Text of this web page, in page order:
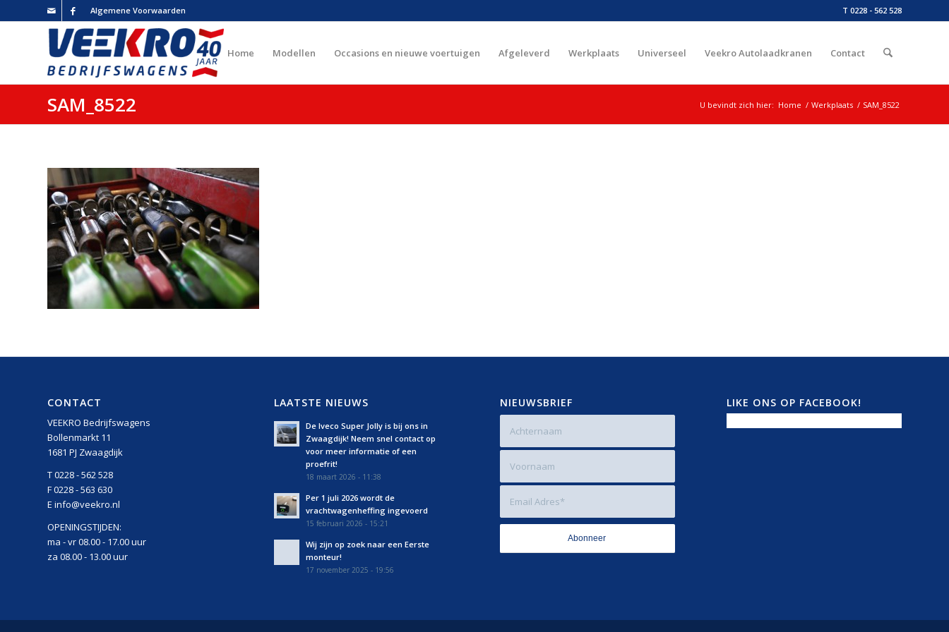
Algemene Voorwaarden T 0228 - 562 528
Home Modellen Occasions en nieuwe voertuigen Afgeleverd Werkplaats Universeel Veekro Autolaadkranen Contact
SAM_8522 U bevindt zich hier: Home / Werkplaats / SAM_8522
CONTACT
VEEKRO Bedrijfswagens
Bollenmarkt 11
1681 PJ Zwaagdijk
T 0228 - 562 528
F 0228 - 563 630
E info@veekro.nl
OPENINGSTIJDEN:
ma - vr 08.00 - 17.00 uur
za 08.00 - 13.00 uur
LAATSTE NIEUWS
De Iveco Super Jolly is bij ons in
Zwaagdijk! Neem snel contact op
voor meer informatie of een
proefrit!
18 maart 2026 - 11:38
Per 1 juli 2026 wordt de
vrachtwagenheffing ingevoerd
15 februari 2026 - 15:21
Wij zijn op zoek naar een Eerste
monteur!
17 november 2025 - 19:56
NIEUWSBRIEF LIKE ONS OP FACEBOOK!